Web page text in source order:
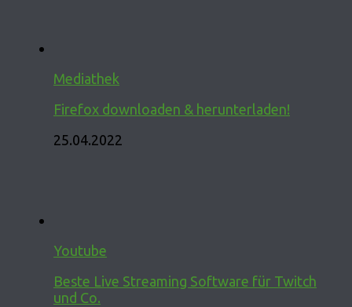
Mediathek
Firefox downloaden & herunterladen!
25.04.2022
Youtube
Beste Live Streaming Software für Twitch
und Co.